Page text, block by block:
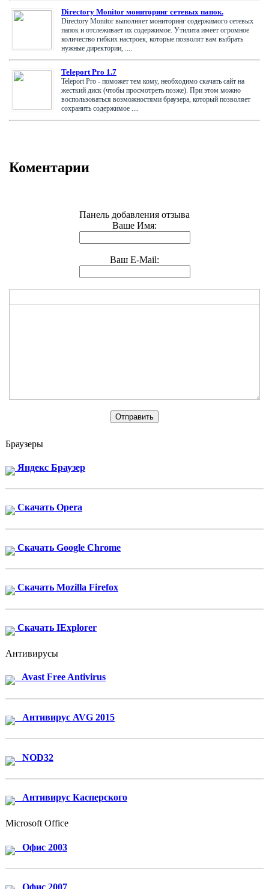
Directory Monitor мониторинг сетевых папок.
Directory Monitor выполняет мониторинг содержимого сетевых
папок и отслеживает их содержимое. Утилита имеет огромное
количество гибких настроек, которые позволят вам выбрать
нужные директории, ....
Teleport Pro 1.7
Teleport Pro - поможет тем кому, необходимо скачать сайт на
жесткий диск (чтобы просмотреть позже). При этом можно
воспользоваться возможностями браузера, который позволяет
сохранить содержимое ....
Коментарии
Панель добавления отзыва
Ваше Имя:
Ваш E-Mail:
Браузеры
Яндекс Браузер
Скачать Opera
Скачать Google Chrome
Скачать Mozilla Firefox
Скачать IExplorer
Антивирусы
Avast Free Antivirus
Антивирус AVG 2015
NOD32
Антивирус Касперского
Microsoft Office
Офис 2003